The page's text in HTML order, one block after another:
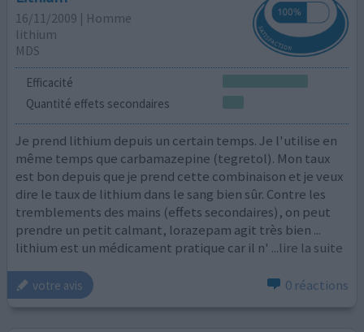
16/11/2009 | Homme
lithium
MDS
Efficacité
Quantité effets secondaires
Je prend lithium depuis un certain temps. Je l'utilise en
même temps que carbamazepine (tegretol). Mon taux
est bon depuis que je prend cette combinaison et je veux
dire le taux de lithium dans le sang bien sûr. Contre les
tremblements des mains (effets secondaires), on peut
prendre un petit calmant, lorazepam agit très bien ...
lithium est un médicament pratique car il n' ...lire la suite
votre avis 0 réactions